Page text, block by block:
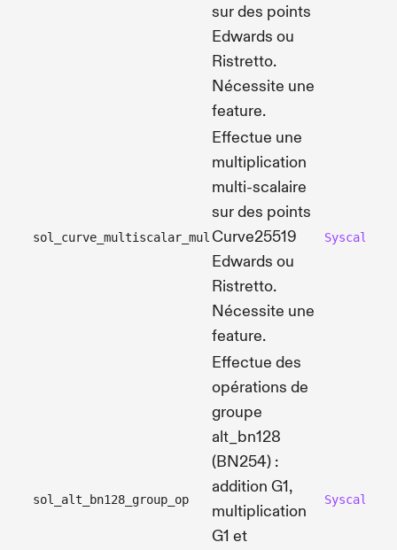
sur des points
Edwards ou
Ristretto.
Nécessite une
feature.
sol_curve_multiscalar_mul
Effectue une
multiplication
multi-scalaire
sur des points
Curve25519
Edwards ou
Ristretto.
Nécessite une
feature.
sol_alt_bn128_group_op
Effectue des
opérations de
groupe
alt_bn128
(BN254) :
addition G1,
multiplication
G1 et